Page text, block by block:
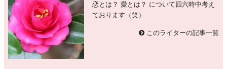
恋とは？ 愛とは？ について四六時中考え
ております（笑） ...
このライターの記事一覧